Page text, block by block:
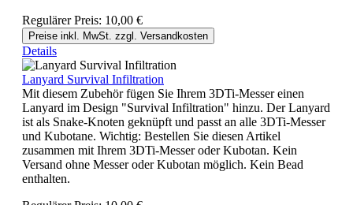
Regulärer Preis: 10,00 €
Preise inkl. MwSt. zzgl. Versandkosten
Details
Lanyard Survival Infiltration
Mit diesem Zubehör fügen Sie Ihrem 3DTi-Messer einen
Lanyard im Design "Survival Infiltration" hinzu. Der Lanyard
ist als Snake-Knoten geknüpft und passt an alle 3DTi-Messer
und Kubotane. Wichtig: Bestellen Sie diesen Artikel
zusammen mit Ihrem 3DTi-Messer oder Kubotan. Kein
Versand ohne Messer oder Kubotan möglich. Kein Bead
enthalten.